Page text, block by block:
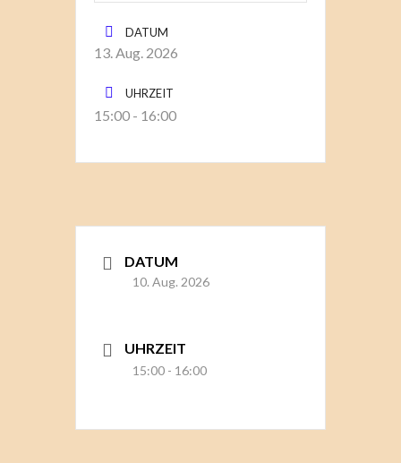
DATUM
13. Aug. 2026
UHRZEIT
15:00 - 16:00
DATUM
10. Aug. 2026
UHRZEIT
15:00 - 16:00